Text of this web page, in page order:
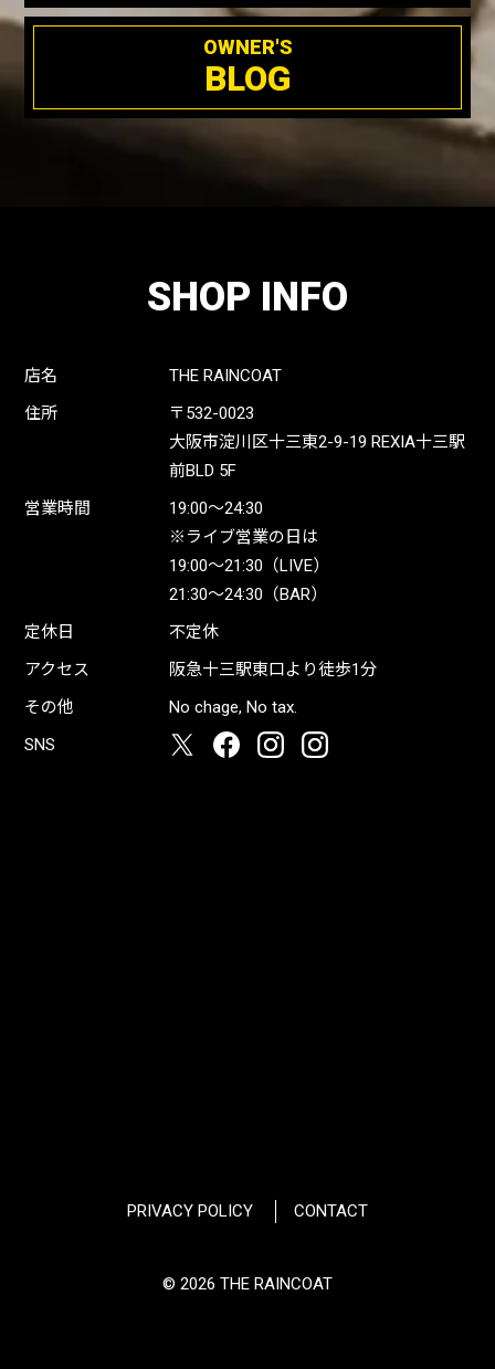
OWNER'S
BLOG
SHOP INFO
店名
THE RAINCOAT
住所
〒532-0023
大阪市淀川区十三東2-9-19 REXIA十三駅
前BLD 5F
営業時間
19:00〜24:30
※ライブ営業の日は
19:00〜21:30（LIVE）
21:30〜24:30（BAR）
定休日
不定休
アクセス
阪急十三駅東口より徒歩1分
その他
No chage, No tax.
SNS
PRIVACY POLICY CONTACT
© 2026 THE RAINCOAT